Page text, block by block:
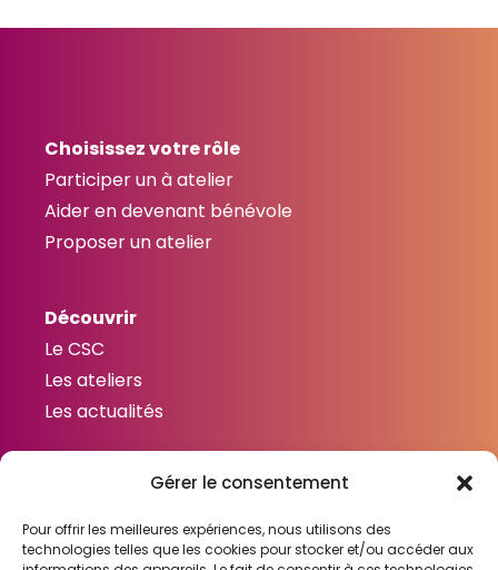
Gérer le consentement
Pour offrir les meilleures expériences, nous utilisons des
technologies telles que les cookies pour stocker et/ou accéder aux
Choisissez votre rôle
Participer un à atelier
Aider en devenant bénévole
Proposer un atelier
Découvrir
Le CSC
Les ateliers
Les actualités
Contactez-nous
Contact